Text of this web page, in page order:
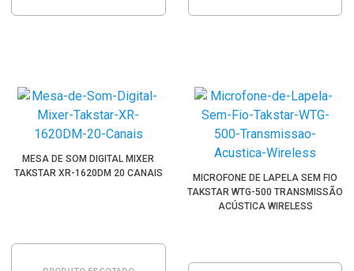
MESA DE SOM DIGITAL MIXER
TAKSTAR XR-1620DM 20 CANAIS
MICROFONE DE LAPELA SEM FIO
TAKSTAR WTG-500 TRANSMISSÃO
ACÚSTICA WIRELESS